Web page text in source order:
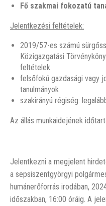
Fő szakmai fokozatú
Jelentkezési feltételek:
2019/57-es számú
Közigazgatási
feltételek
felsőfokú gazdasági vagy
tanulmányok
szakirányú régiség:
Az állás munkaidejének
Jelentkezni a megjelent
a sepsiszentgyörgyi
humánerőforrás irodában,
időszakban, 16:00 óráig. A